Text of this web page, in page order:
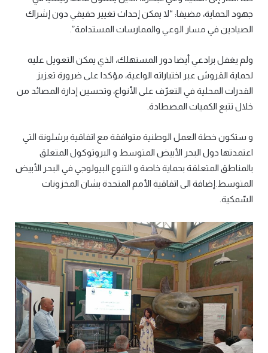
جهود الحماية، مضيفا: “لا يمكن إحداث تغيير حقيقي دون إشراك
الصيادين في مسار الوعي والممارسات المستدامة”.
ولم يغفل برادعي أيضا دور المستهلك، الذي يمكن التعويل عليه
لحماية القروش عبر اختياراته الواعية، مؤكدا على ضرورة تعزيز
القدرات المحلية في التعرّف على الأنواع، وتحسين إدارة المصائد من
خلال تتبع الكميات المصطادة.
و ستكون خطة العمل الوطنية متوافقة مع اتفاقية برشلونة التي
اعتمدتها دول البحر الأبيض المتوسط و البروتوكول المتعلق
بالمناطق المتعلقة بحماية خاصة و التنوع البيولوجي في البحر الأبيض
المتوسط.إضافة الى اتفاقية الأمم المتحدة بشان المخزونات
السّمكية.